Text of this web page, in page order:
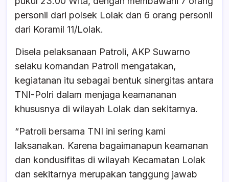
personil dari polsek Lolak dan 6 orang personil
dari Koramil 11/Lolak.
Disela pelaksanaan Patroli, AKP Suwarno
selaku komandan Patroli mengatakan,
kegiatanan itu sebagai bentuk sinergitas antara
TNI-Polri dalam menjaga keamananan
khususnya di wilayah Lolak dan sekitarnya.
“Patroli bersama TNI ini sering kami
laksanakan. Karena bagaimanapun keamanan
dan kondusifitas di wilayah Kecamatan Lolak
dan sekitarnya merupakan tanggung jawab